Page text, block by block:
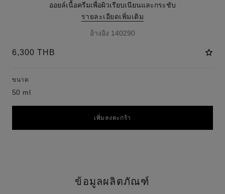
ออยล์เนื้อครีมเพื่อผิวเรียบเนียนและกระชับ
รายละเอียดเพิ่มเติม
อ้างอิง 140290
6,300 THB
ขนาด
50 ml
เพิ่มลงตะกร้า
ข้อมูลผลิตภัณฑ์